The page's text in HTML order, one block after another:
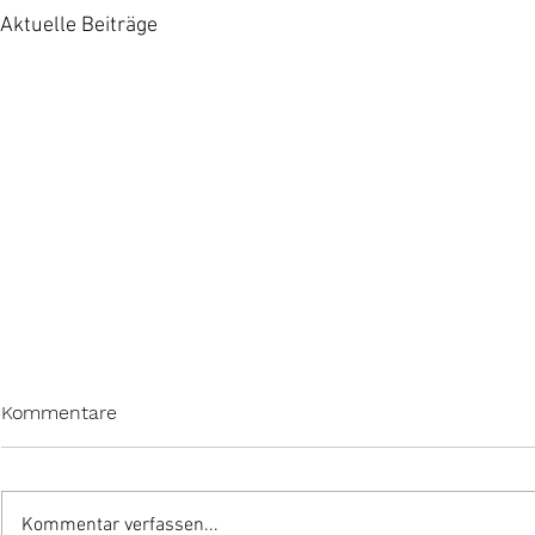
Aktuelle Beiträge
Kommentare
Kommentar verfassen...